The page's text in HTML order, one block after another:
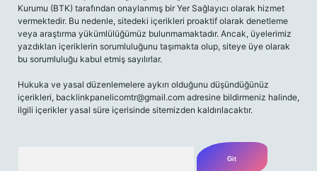
Kurumu (BTK) tarafından onaylanmış bir Yer Sağlayıcı olarak hizmet
vermektedir. Bu nedenle, sitedeki içerikleri proaktif olarak denetleme
veya araştırma yükümlülüğümüz bulunmamaktadır. Ancak, üyelerimiz
yazdıkları içeriklerin sorumluluğunu taşımakta olup, siteye üye olarak
bu sorumluluğu kabul etmiş sayılırlar.
Hukuka ve yasal düzenlemelere aykırı olduğunu düşündüğünüz
içerikleri, backlinkpanelicomtr@gmail.com adresine bildirmeniz halinde,
ilgili içerikler yasal süre içerisinde sitemizden kaldırılacaktır.